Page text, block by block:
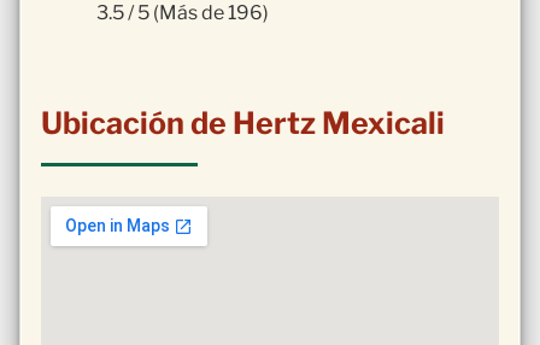
3.5 / 5 (Más de 196)
Ubicación de Hertz Mexicali